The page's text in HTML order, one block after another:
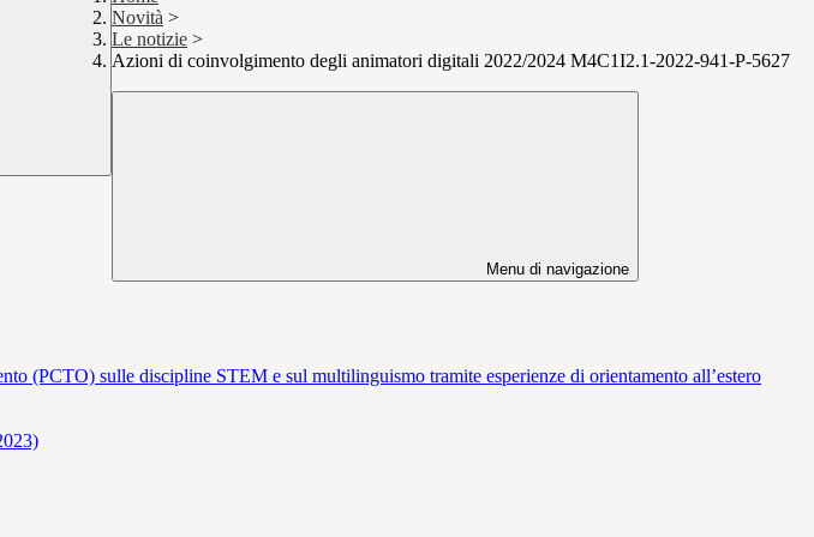
Novità >
Le notizie >
Azioni di coinvolgimento degli animatori digitali 2022/2024 M4C1I2.1-2022-941-P-5627
Menu di navigazione
(PCTO) sulle discipline STEM e sul multilinguismo tramite esperienze di orientamento all’estero